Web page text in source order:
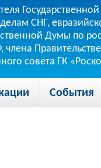
СНГ,
Думы по
члена
совета ГК
События